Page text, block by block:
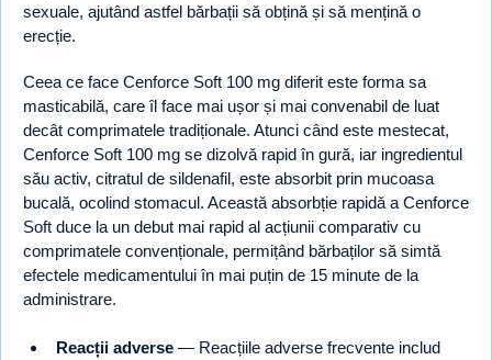
sexuale, ajutând astfel bărbații să obțină și să mențină o
erecție.
Ceea ce face Cenforce Soft 100 mg diferit este forma sa
masticabilă, care îl face mai ușor și mai convenabil de luat
decât comprimatele tradiționale. Atunci când este mestecat,
Cenforce Soft 100 mg se dizolvă rapid în gură, iar ingredientul
său activ, citratul de sildenafil, este absorbit prin mucoasa
bucală, ocolind stomacul. Această absorbție rapidă a Cenforce
Soft duce la un debut mai rapid al acțiunii comparativ cu
comprimatele convenționale, permițând bărbaților să simtă
efectele medicamentului în mai puțin de 15 minute de la
administrare.
Reacții adverse — Reacțiile adverse frecvente includ